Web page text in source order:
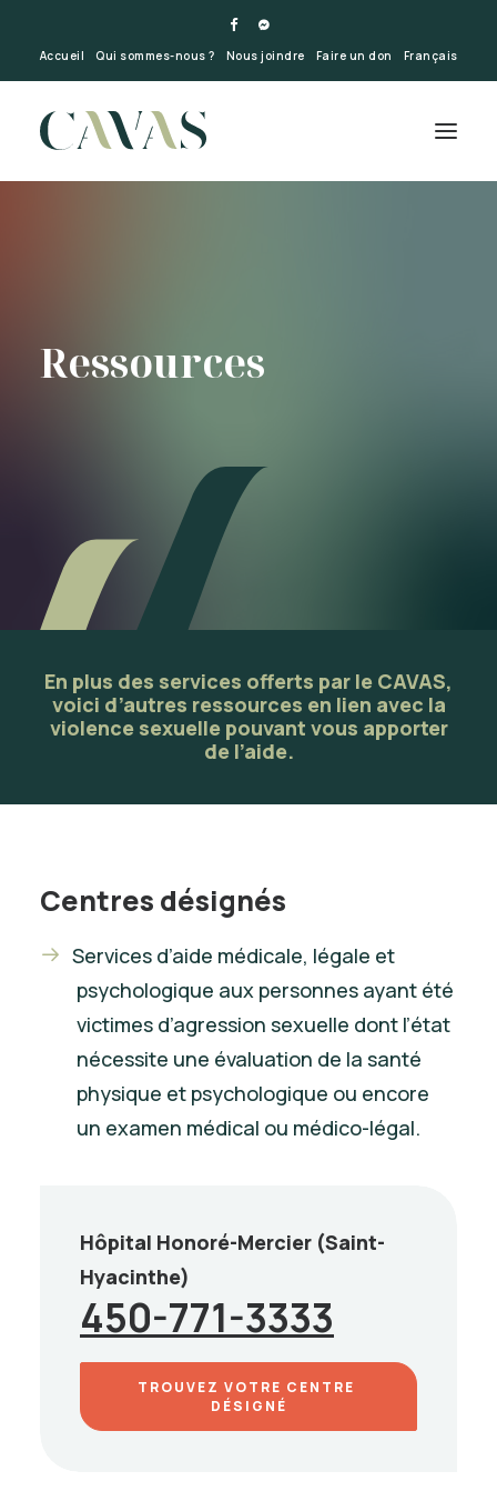
Accueil Qui sommes-nous ? Nous joindre Faire un don Français
Ressources
En plus des services offerts par le CAVAS,
voici d’autres ressources en lien avec la
violence sexuelle pouvant vous apporter
de l’aide.
Centres désignés
Services d’aide médicale, légale et
psychologique aux personnes ayant été
victimes d’agression sexuelle dont l’état
nécessite une évaluation de la santé
physique et psychologique ou encore
un examen médical ou médico-légal.
Hôpital Honoré-Mercier (Saint-
Hyacinthe)
450-771-3333
TROUVEZ VOTRE CENTRE
DÉSIGNÉ